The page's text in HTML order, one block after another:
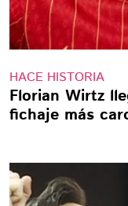
HACE HISTORIA
Florian Wirtz
fichaje más